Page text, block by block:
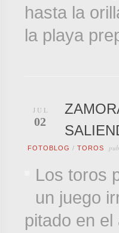
hasta la
la playa
JUL
02
FOTOBLOG / TOROS
Los toros
un juego
pitado en